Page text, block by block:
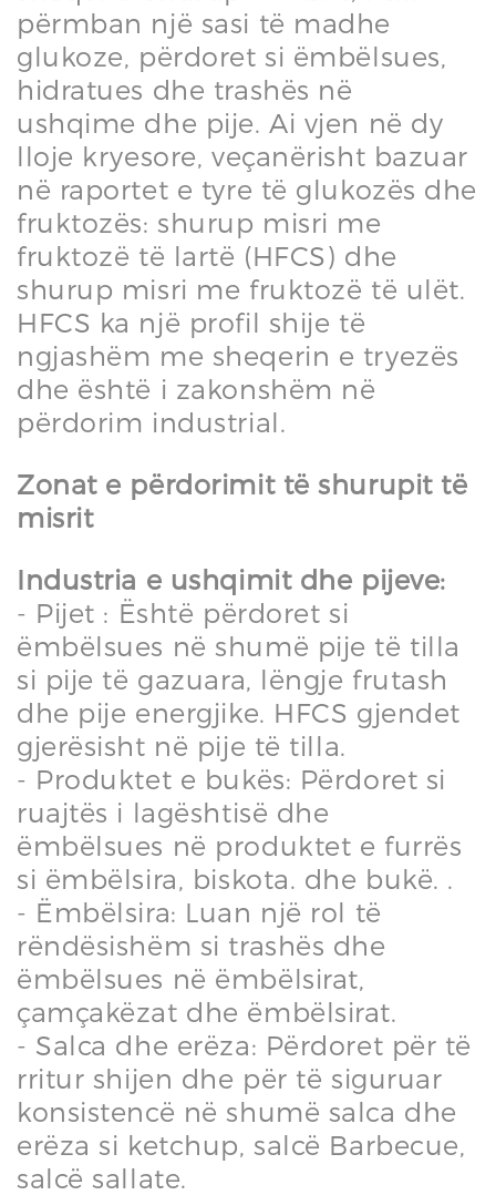
përmban një sasi të madhe
glukoze, përdoret si ëmbëlsues,
hidratues dhe trashës në
ushqime dhe pije. Ai vjen në dy
lloje kryesore, veçanërisht bazuar
në raportet e tyre të glukozës dhe
fruktozës: shurup misri me
fruktozë të lartë (HFCS) dhe
shurup misri me fruktozë të ulët.
HFCS ka një profil shije të
ngjashëm me sheqerin e tryezës
dhe është i zakonshëm në
përdorim industrial.
Zonat e përdorimit të shurupit të
misrit
Industria e ushqimit dhe pijeve:
- Pijet : Është përdoret si
ëmbëlsues në shumë pije të tilla
si pije të gazuara, lëngje frutash
dhe pije energjike. HFCS gjendet
gjerësisht në pije të tilla.
- Produktet e bukës: Përdoret si
ruajtës i lagështisë dhe
ëmbëlsues në produktet e furrës
si ëmbëlsira, biskota. dhe bukë. .
- Ëmbëlsira: Luan një rol të
rëndësishëm si trashës dhe
ëmbëlsues në ëmbëlsirat,
çamçakëzat dhe ëmbëlsirat.
- Salca dhe erëza: Përdoret për të
rritur shijen dhe për të siguruar
konsistencë në shumë salca dhe
erëza si ketchup, salcë Barbecue,
salcë sallate.